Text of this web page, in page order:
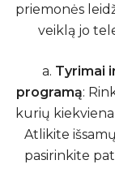
priemonės
veiklą jo
a. Tyrimai
programą:
kurių
Atlikite
pasirinkite